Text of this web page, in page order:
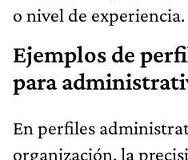
o nivel de experiencia.
Ejemplos de
para
En perfiles
organización, la